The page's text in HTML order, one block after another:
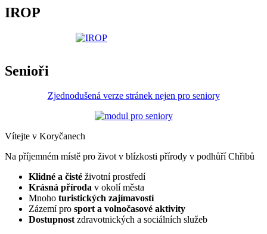
IROP
Senioři
Zjednodušená verze stránek nejen pro seniory
Vítejte v Koryčanech
Na příjemném místě pro život v blízkosti přírody v podhůří Chřibů
Klidné a čisté životní prostředí
Krásná příroda v okolí města
Mnoho turistických zajímavostí
Zázemí pro sport a volnočasové aktivity
Dostupnostzdravotnických a sociálních služeb